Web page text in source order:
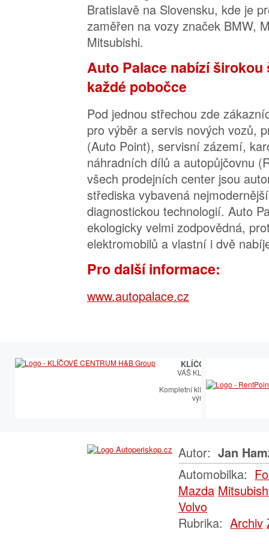
Bratislavě na Slovensku, kde je
zaměřen na vozy značek BMW,
Mitsubishi.
Auto Palace nabízí širokou
každé pobočce
Pod jednou střechou zde
pro výběr a servis nových vozů,
(Auto Point), servisní zázemí,
náhradních dílů a autopůjčovnu
všech prodejních center jsou
střediska vybavená
diagnostickou technologií. Auto
ekologicky velmi zodpovědná,
elektromobilů a vlastní i dvě
Pro další informace:
www.autopalace.cz
KLÍČOVÉ CENTRUM
VÁŠ KLÍČOVÝ PARTNER
Kompletní klíčařský sortiment
výroby autoklíčů
Autor: Jan
Automobilka:
Mazda
Volvo
Rubrika: Archiv